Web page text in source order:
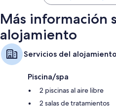
Más información
alojamiento
Servicios del alojamiento
Piscina/spa
2 piscinas al aire libre
2 salas de tratamientos